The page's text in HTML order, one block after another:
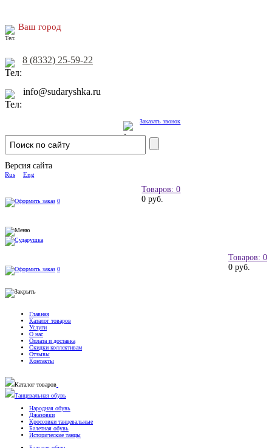
Ваш город
8 (8332) 25-59-22
info@sudaryshka.ru
Заказать звонок
Версия сайта
Rus Eng
Товаров: 0
0 руб.
0
Товаров: 0
0 руб.
0
Главная
Каталог товаров
Услуги
О нас
Оплата и доставка
Скидки коллективам
Отзывы
Контакты
Каталог товаров
Танцевальная обувь
Народная обувь
Джазовки
Кроссовки танцевальные
Балетная обувь
Исторические танцы